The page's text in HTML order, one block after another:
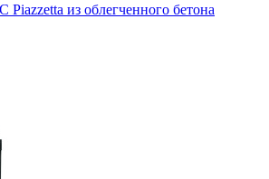
Piazzetta из облегченного бетона